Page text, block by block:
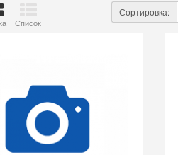
Список
Сортировка: